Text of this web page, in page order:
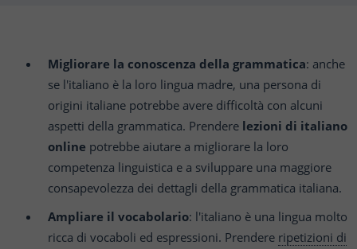
Migliorare la conoscenza della grammatica: anche
se l'italiano è la loro lingua madre, una persona di
origini italiane potrebbe avere difficoltà con alcuni
aspetti della grammatica. Prendere lezioni di italiano
online potrebbe aiutare a migliorare la loro
competenza linguistica e a sviluppare una maggiore
consapevolezza dei dettagli della grammatica italiana.
Ampliare il vocabolario: l'italiano è una lingua molto
ricca di vocaboli ed espressioni. Prendere ripetizioni di